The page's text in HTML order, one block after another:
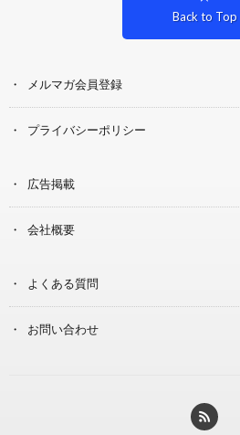
Back to Top
メルマガ会員登録
プライバシーポリシー
広告掲載
会社概要
よくある質問
お問い合わせ